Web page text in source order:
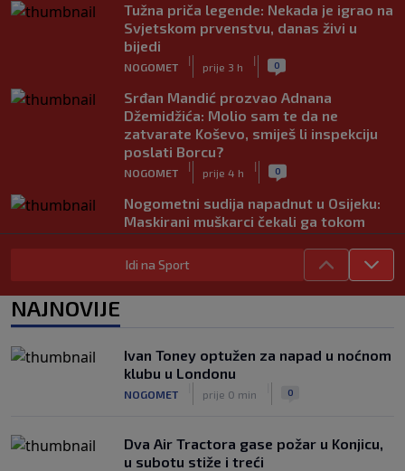
Tužna priča legende: Nekada je igrao na
Svjetskom prvenstvu, danas živi u
bijedi
NOGOMET
|
prije 3 h
| 0
Srđan Mandić prozvao Adnana
Džemidžića: Molio sam te da ne
zatvarate Koševo, smiješ li inspekciju
poslati Borcu?
NOGOMET
|
prije 4 h
| 0
Nogometni sudija napadnut u Osijeku:
Maskirani muškarci čekali ga tokom
jutarnjeg trčanja
NOGOMET
|
prije 5 h
| 0
Đoković predložio promjene u tenisu,
TENIS
|
prije 6 h
| 0
Idi na Sport
NAJNOVIJE
Ivan Toney optužen za napad u noćnom
klubu u Londonu
NOGOMET prije 0 min 0
Dva Air Tractora gase požar u Konjicu,
u subotu stiže i treći